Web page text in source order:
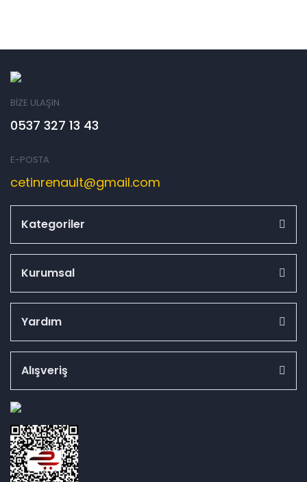
BİZE ULAŞIN
0537 327 13 43
E-POSTA
cetinrenault@gmail.com
Kategoriler
Kurumsal
Yardım
Alışveriş